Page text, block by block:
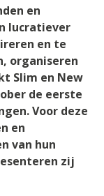
en
lucratiever
en te
organiseren
Slim en New
de eerste
Voor deze
en
van hun
zij